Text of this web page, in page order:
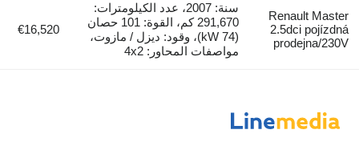
Renault Master
2.5dci pojízdná
prodejna/230V
سنة: 2007، عدد الكيلومترات:
291,670 كم، القوة: 101 حصان
(74 kW)، وقود: ديزل / مازوت،
مواصفات المحاور: 4x2
€16,520